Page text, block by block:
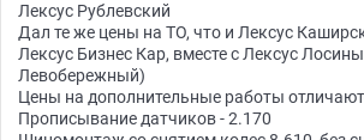
Лексус Рублевский
Дал те же цены на ТО, что и Лексус
Лексус Бизнес Кар, вместе с Лексус
Левобережный)
Цены на дополнительные работы
Прописывание датчиков - 2.170